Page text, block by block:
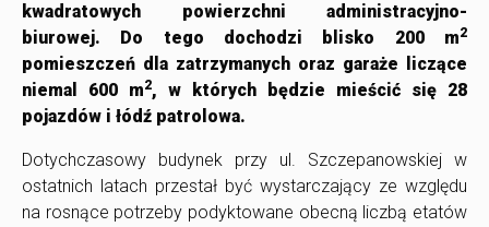
kwadratowych powierzchni administracyjno-
biurowej. Do tego dochodzi blisko 200 m2
pomieszczeń dla zatrzymanych oraz garaże liczące
niemal 600 m2, w których będzie mieścić się 28
pojazdów i łódź patrolowa.
Dotychczasowy budynek przy ul. Szczepanowskiej w
ostatnich latach przestał być wystarczający ze względu
na rosnące potrzeby podyktowane obecną liczbą etatów